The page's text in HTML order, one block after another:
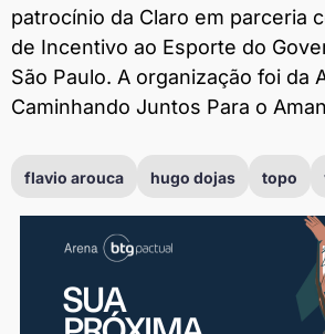
patrocínio da Claro em parceria
de Incentivo ao Esporte do
São Paulo. A organização foi da
Caminhando Juntos Para o
flavio arouca hugo dojas topo